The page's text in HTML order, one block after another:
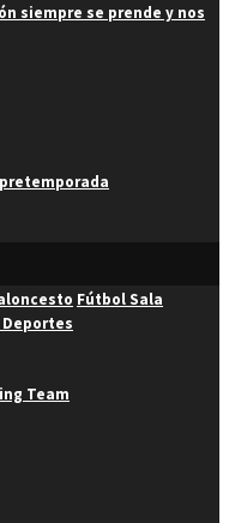
siempre se prende y nos
Fútbol Sala
Team